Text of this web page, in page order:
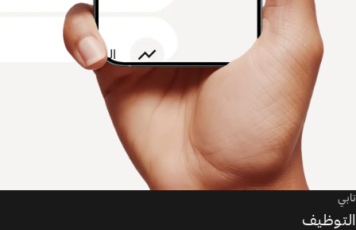
تابي
التوظيف